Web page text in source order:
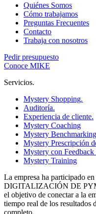
Quiénes Somos
Cómo trabajamos
Preguntas Frecuentes
Contacto
Trabaja con nosotros
Pedir presupuesto
Conoce MIKE
Servicios.
Mystery Shopping.
Auditoría.
Experiencia de cliente.
Mystery Coaching
Mystery Benchmarking
Mystery Prescripción
Mystery con Feedback
Mystery Training
La empresa ha participado
DIGITALIZACIÓN DE
el objetivo de conectar a la
tiempo real de los resultados
completo.